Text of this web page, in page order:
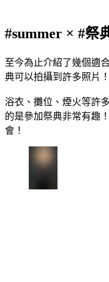
#summer × #祭
至今為止介紹了幾個適
典可以拍攝到許多照片！
浴衣、攤位、煙火等許
的是參加祭典非常有趣
會！